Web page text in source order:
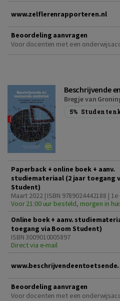
www.zelflerenrapporteren.nl
Beoordeling aanvragen
Voor docenten met een
Beschrijvende
Bregje van
5%
Paperback + online boek + aanv.
studiemateriaal (2 jaar toegang
Student)
Maart 2022 | ISBN 9789024442188 |
Voor 21:00 uur besteld, morgen in
Online boek + aanv.
toegang via Boom Student)
ISBN 3009010005897
Direct via e-mail
Beoordeling aanvragen
Voor docenten met een